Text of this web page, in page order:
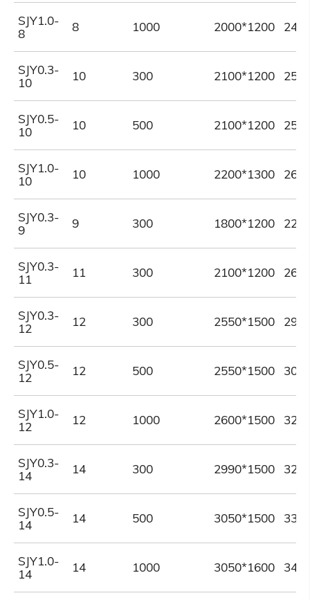
SJY1.0-
8
8 1000 2000*1200
SJY0.3-
10
10 300 2100*1200
SJY0.5-
10
10 500 2100*1200
SJY1.0-
10
10 1000 2200*1300
SJY0.3-
9
9 300 1800*1200
SJY0.3-
11
11 300 2100*1200
SJY0.3-
12
12 300 2550*1500
SJY0.5-
12
12 500 2550*1500
SJY1.0-
12
12 1000 2600*1500
SJY0.3-
14
14 300 2990*1500
SJY0.5-
14
14 500 3050*1500
SJY1.0-
14
14 1000 3050*1600